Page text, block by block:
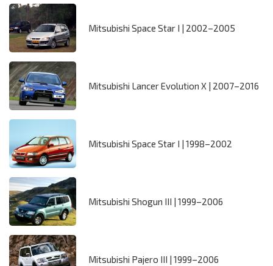
Mitsubishi Space Star I | 2002–2005
Mitsubishi Lancer Evolution X | 2007–2016
Mitsubishi Space Star I | 1998–2002
Mitsubishi Shogun III | 1999–2006
Mitsubishi Pajero III | 1999–2006